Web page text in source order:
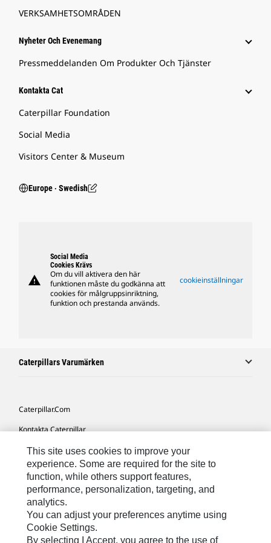
VERKSAMHETSOMRÅDEN
Nyheter Och Evenemang
Pressmeddelanden Om Produkter Och Tjänster
Kontakta Cat
Caterpillar Foundation
Social Media
Visitors Center & Museum
Europe ‧ Swedish
warning
Social Media
Cookies Krävs
Om du vill aktivera den här
funktionen måste du godkänna att
cookies för målgruppsinriktning,
funktion och prestanda används.
cookieinställningar
Caterpillars Varumärken
Caterpillar.com
Kontakta Caterpillar
Mina Marknadsföringspreferenser
Platskarta
Cookie Settings
Juridiskt
Sekretess
This site uses cookies to improve your
experience. Some are required for the site to
function, while others support features,
performance, personalization, targeting, and
analytics.
You can adjust your preferences anytime using
Cookie Settings.
By selecting I Accept, you agree to the use of